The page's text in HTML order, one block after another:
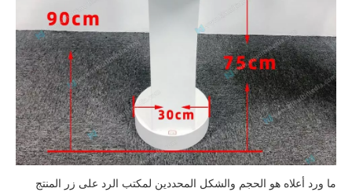
ما ورد أعلاه هو الحجم والشكل المحددين لمكتب الرد على زر المنتج